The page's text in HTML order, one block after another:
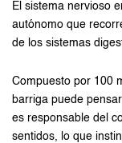
El sistema nervioso
autónomo que
de los sistemas
Compuesto por 100
barriga puede
es responsable del
sentidos, lo que